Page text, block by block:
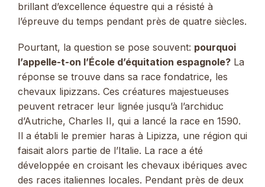
brillant d’excellence équestre qui a résisté à
l’épreuve du temps pendant près de quatre siècles.
Pourtant, la question se pose souvent: pourquoi
l’appelle-t-on l’École d’équitation espagnole? La
réponse se trouve dans sa race fondatrice, les
chevaux lipizzans. Ces créatures majestueuses
peuvent retracer leur lignée jusqu’à l’archiduc
d’Autriche, Charles II, qui a lancé la race en 1590.
Il a établi le premier haras à Lipizza, une région qui
faisait alors partie de l’Italie. La race a été
développée en croisant les chevaux ibériques avec
des races italiennes locales. Pendant près de deux